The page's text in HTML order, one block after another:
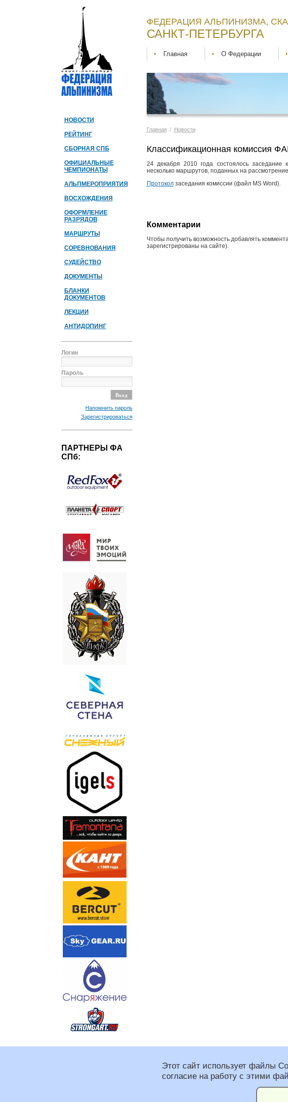
НОВОСТИ
РЕЙТИНГ
СБОРНАЯ СПБ
ОФИЦИАЛЬНЫЕ
ЧЕМПИОНАТЫ
АЛЬПМЕРОПРИЯТИЯ
ВОСХОЖДЕНИЯ
ОФОРМЛЕНИЕ
РАЗРЯДОВ
МАРШРУТЫ
СОРЕВНОВАНИЯ
СУДЕЙСТВО
ДОКУМЕНТЫ
БЛАНКИ
ДОКУМЕНТОВ
ЛЕКЦИИ
АНТИДОПИНГ
Логин
Пароль
Напомнить пароль
Зарегистрироваться
ПАРТНЕРЫ ФА
СПб:
ФЕДЕРАЦИЯ АЛЬПИНИЗМА,
САНКТ-ПЕТЕРБУРГА
Главная О Федерации
Главная / Новости
Классификационная комиссия
24 декабря 2010 года состоялось
несколько маршрутов, поданных на
Протоколзаседания комиссии (файл MS Word).
Комментарии
Чтобы получить возможность добавлять
зарегистрированы на сайте).
Региональная спортивная общественная
При оформлении сайта использованы фото
Этот сайт использует файлы
согласие на работу с этими